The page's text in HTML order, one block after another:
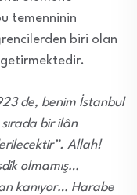
temenninin
biri olan
de, benim İstanbul
bir ilân
Allah!
olmamış…
kanıyor… Harabe